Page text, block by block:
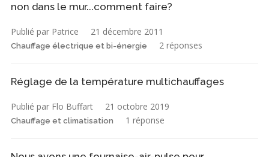
non dans le mur...comment faire?
Publié par Patrice 21 décembre 2011
Chauffage électrique et bi-énergie 2 réponses
Réglage de la température multichauffages
Publié par Flo Buffart 21 octobre 2019
Chauffage et climatisation 1 réponse